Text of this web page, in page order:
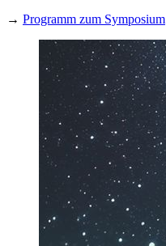
→ Programm zum Symposium